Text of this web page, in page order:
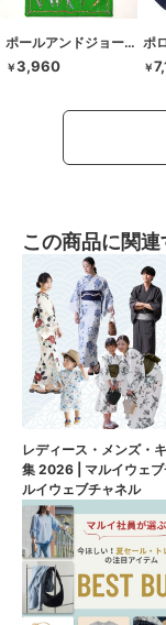
ポールアンドジョーアクセソワ
￥3,960
ポ
￥
この商品に関
レディース・メンズ・
集 2026 | マルイウェ
ルイウェブチャネル